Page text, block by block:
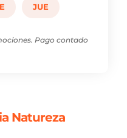
JUE
Pago contado
Natureza